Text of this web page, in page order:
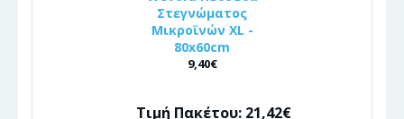
Στεγνώματος
Μικροϊνών XL -
80x60cm
9,40€
Τιμή Πακέτου: 21,42€